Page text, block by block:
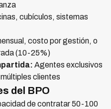
cubículos, sistemas
costo por gestión, o
(10-25%)
Agentes exclusivos
clientes
del BPO
de contratar 50-100